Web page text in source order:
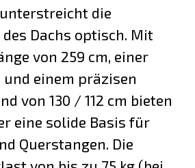
die
Dachs optisch. Mit
von 259 cm, einer
und einem präzisen
von 130 / 112 cm bieten
eine solide Basis für
Querstangen. Die